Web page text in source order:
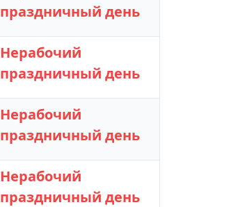
праздничный день
Нерабочий
праздничный день
Нерабочий
праздничный день
Нерабочий
праздничный день